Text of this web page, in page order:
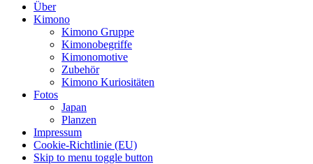
Über
Kimono
Kimono Gruppe
Kimonobegriffe
Kimonomotive
Zubehör
Kimono Kuriositäten
Fotos
Japan
Planzen
Impressum
Cookie-Richtlinie (EU)
Skip to menu toggle button